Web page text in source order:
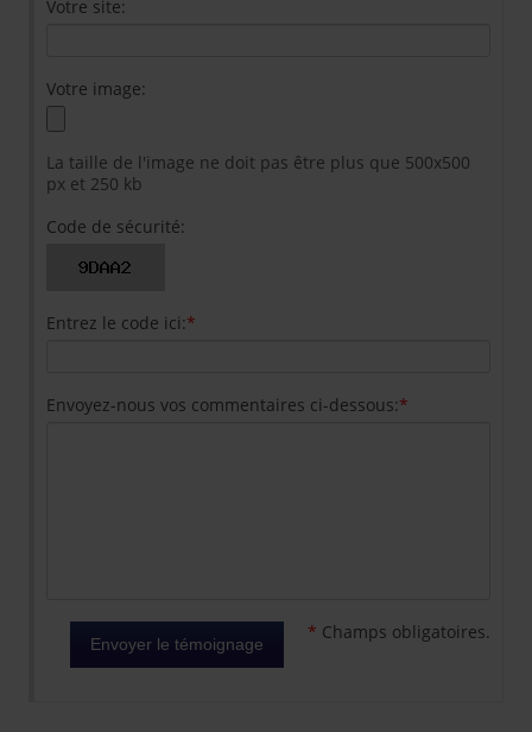
Votre site:
Votre image:
La taille de l'image ne doit pas être plus que 500x500
px et 250 kb
Code de sécurité:
Entrez le code ici:*
Envoyez-nous vos commentaires ci-dessous:*
* Champs obligatoires.